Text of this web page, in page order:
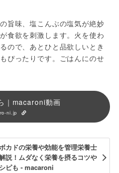
旨味、塩こんぶの塩気が絶妙
食欲を刺激します。火を使わ
ので、あとひと品欲しいとき
ぴったりです。ごはんにのせ
｜macaroni動画
ni.jp
カドの栄養や効能を管理栄養士
説！ムダなく栄養を摂るコツや
ピも - macaroni